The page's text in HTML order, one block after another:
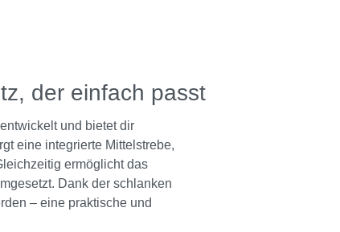
der einfach passt
und bietet dir
eine integrierte Mittelstrebe,
ermöglicht das
Dank der schlanken
– eine praktische und